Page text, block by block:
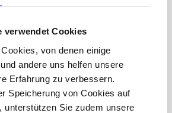
verwendet Cookies
von denen einige
andere uns helfen unsere
Erfahrung zu verbessern.
Speicherung von Cookies auf
unterstützen Sie zudem unsere
Rabatten frühzeitig. Sichern Sie
nächsten Einkauf.